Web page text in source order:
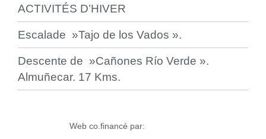
ACTIVITÉS D’HIVER
Escalade »Tajo de los Vados ».
Descente de »Cañones Río Verde ».
Almuñecar. 17 Kms.
Web co.financé par: